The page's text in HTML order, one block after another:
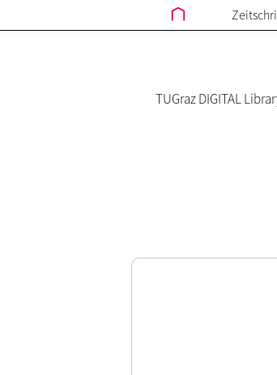
TUGraz DIGITAL